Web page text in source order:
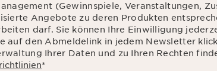
(Gewinnspiele, Veranstaltungen,
Angebote zu deren Produkten
darf. Sie können Ihre Einwilligung
auf den Abmeldelink in jedem Newsletter
Ihrer Daten und zu Ihren Rechten
*